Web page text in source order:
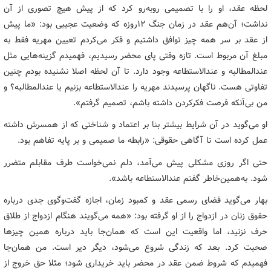
لحظه عقد، او را با تصمیمی روبه‌رو کرد که از پیش هیچ تصوری از آن
نداشت؛ آن‌هم عقد در زمان جنگ 12روزه که وضعیت عجیبی بود: «ما پیش
از عقد بر سر همه‌ چیز توافق داشتیم و فکر می‌کردم تعیین مهریه فقط به
مبلغ آن مربوط است. تازه وقتی پای محضر رسیدیم، فهمیدم گزینه‌هایی مثل
عندالمطالبه و عندالاستطاعه وجود دارد. تا آن لحظه اصلا نشنیده بودم چنین
تفاوتی هست. ناگهان پرسیدند مهریه را عندالاستطاعه بزنیم یا عندالمطالبه؟ و
من بی‌آنکه فرصت فکرکردن داشته باشم، تصمیم گرفتم».
او می‌گوید در آن شرایط بیشتر بنا بر اعتماد و شناختی که از همسرش داشته‌
عمل کرده است تا آگاهی حقوقی: «رابطه‌ ما صمیمی و بر پایه تفاهم بود.
حتی اگر روزی مشکلی پیش می‌آمد، دلم نمی‌خواست طرف مقابلم متضرر
شود. به‌همین‌خاطر گفتم عندالاستطاعه باشد».
بهار می‌گوید فضای رسمی عقد و کمبود زمان، اجازه گفت‌وگوی جدی درباره
حقوق زنان در ازدواج را از او گرفته بود: «همه می‌گویند هنگام ازدواج از طلاق
حرف نزنید، اما واقعیت این است که همان‌جا باید درباره همین چیزها
صحبت کرد. بعد که زندگی شروع می‌شود، دیگر دیر است. من همان‌جا
فهمیدم که شروط ضمن عقد در محضر باید خریداری شود؛ مثلا حق خروج از